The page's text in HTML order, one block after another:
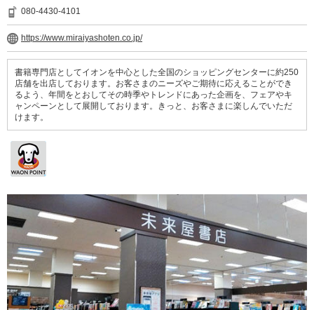
080-4430-4101
https://www.miraiyashoten.co.jp/
書籍専門店としてイオンを中心とした全国のショッピングセンターに約250
店舗を出店しております。お客さまのニーズやご期待に応えることができ
るよう、年間をとおしてその時季やトレンドにあった企画を、フェアやキ
ャンペーンとして展開しております。きっと、お客さまに楽しんでいただ
けます。